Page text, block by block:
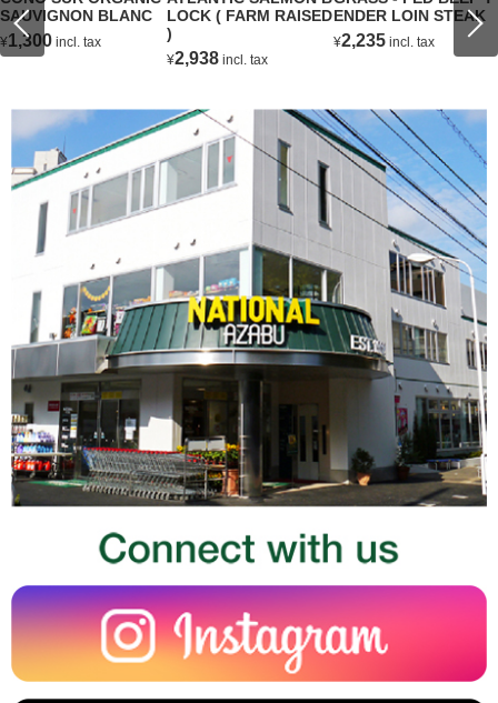
SAUVIGNON BLANC
¥1,300 incl. tax
LOCK ( FARM RAISED
)
¥2,938 incl. tax
ENDER LOIN STEAK
¥2,235 incl. tax